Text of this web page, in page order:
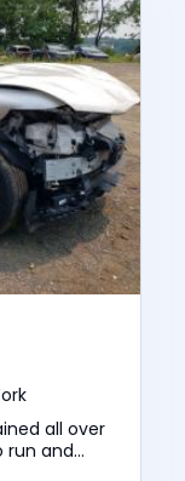
all over
run and